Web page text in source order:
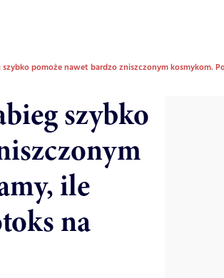
pomoże nawet bardzo zniszczonym kosmykom.
szybko
ile
na